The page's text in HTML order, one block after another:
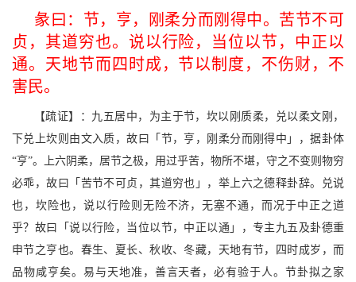
彖曰：节，亨，刚柔分而刚得中。苦节不可
贞，其道穷也。说以行险，当位以节，中正以
通。天地节而四时成，节以制度，不伤财，不
害民。
【疏证】：九五居中，为主于节，坎以刚质柔，兑以柔文刚，
下兑上坎则由文入质，故曰「节，亨，刚柔分而刚得中」，据卦体
“亨”。上六阴柔，居节之极，用过乎苦，物所不堪，守之不变则物穷
必乖，故曰「苦节不可贞，其道穷也」，举上六之德释卦辞。兑说
也，坎险也，说以行险则无险不济，无塞不通，而况于中正之道
乎？故曰「说以行险，当位以节，中正以通」，专主九五及卦德重
申节之亨也。春生、夏长、秋收、冬藏，天地有节，四时成岁，而
品物咸亨矣。易与天地准，善言天者，必有验于人。节卦拟之家